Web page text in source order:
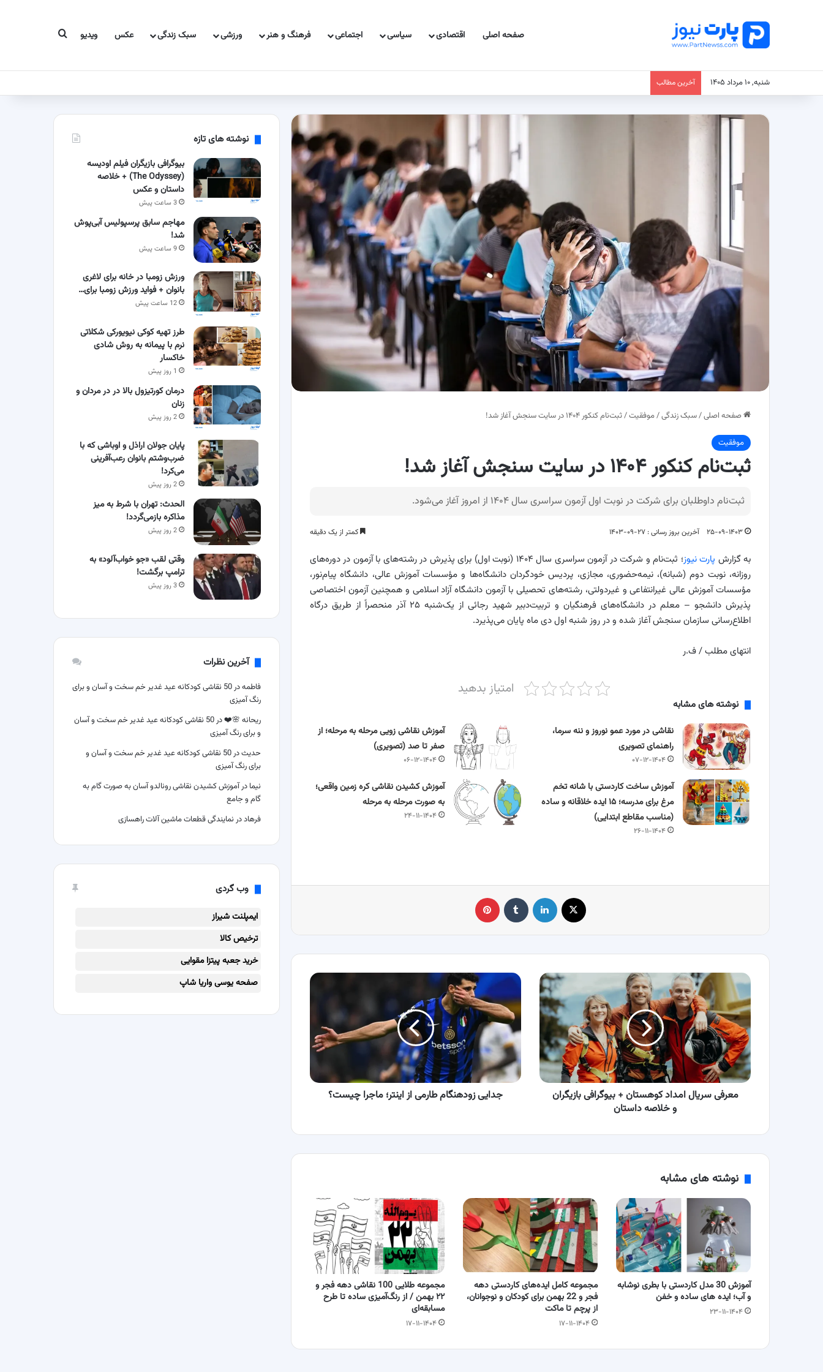
صفحه اصلی اقتصادی سیاسی اجتماعی فرهنگ و هنر ورزشی سبک زندگی عکس ویدیو جستجو برای
شنبه, ۱۰ مرداد ۱۴۰۵ آخرین مطالب
صفحه اصلی/سبک زندگی/موفقیت/ثبت‌نام کنکور ۱۴۰۴ در سایت سنجش آغاز شد!
موفقیت
ثبت‌نام کنکور ۱۴۰۴ در سایت سنجش آغاز شد!
ثبت‌نام‌ داوطلبان برای شرکت‌ در نوبت اول آزمون‌ سراسری‌ سال ۱۴۰۴ از امروز آغاز می‌شود.
۲۵-۰۹-۱۴۰۳ آخرین بروز رسانی : ۲۷-۰۹-۱۴۰۳ کمتر از یک دقیقه
به گزارش پارت نیوز
؛ ثبت‌نام‌ و شرکت‌ در آزمون‌ سراسری‌ سال ۱۴۰۴ (نوبت اول) برای‌ پذیرش در رشته‌های با آزمون در دوره‌های‌
روزانه، نوبت دوم (شبانه)، نیمه‌حضوری، مجازی، پردیس خودگردان دانشگاه‌ها و مؤسسات‌ آموزش‌ عالی، دانشگاه‌ پیام‌نور،
مؤسسات‌ آموزش‌ عالی‌ غیرانتفاعی‌ و غیردولتی، رشته‌های تحصیلی با آزمون دانشگاه آزاد اسلامی و همچنین آزمون اختصاصی
پذیرش دانشجو – معلم در دانشگاه‌های فرهنگیان و تربیت‌دبیر شهید رجائی از یک‌شنبه ۲۵ آذر منحصراً از طریق درگاه
اطلاع‌رسانی سازمان سنجش آغاز شده و در روز شنبه اول دی ماه پایان می‌پذیرد.
انتهای مطلب / ف.ر
امتیاز بدهید
نوشته های مشابه
نقاشی در مورد عمو نوروز و ننه سرما،
راهنمای تصویری
۰۷-۱۲-۱۴۰۴
آموزش نقاشی زویی مرحله به مرحله؛ از
صفر تا صد (تصویری)
۰۶-۱۲-۱۴۰۴
آموزش ساخت کاردستی با شانه تخم‌
مرغ برای مدرسه؛ ۱۵ ایده خلاقانه و ساده
(مناسب مقاطع ابتدایی)
۲۶-۱۱-۱۴۰۴
آموزش کشیدن نقاشی کره زمین واقعی؛
به صورت مرحله به مرحله
۲۴-۱۱-۱۴۰۴
لینکدین ‫تامبلر
معرفی
سریال
امداد
کوهستان
+
بیوگرافی
بازیگران
و
خلاصه
داستانمعرفی سریال امداد کوهستان + بیوگرافی بازیگران
و خلاصه داستان
جدایی
زودهنگام
طارمی
از
اینتر؛
ماجرا
چیست؟
جدایی زودهنگام طارمی از اینتر؛ ماجرا چیست؟
نوشته های مشابه
آموزش 30 مدل کاردستی با بطری نوشابه
و آب؛ ایده های ساده و خفن
۲۳-۱۱-۱۴۰۴
مجموعه کامل ایده‌های کاردستی دهه
فجر و 22 بهمن برای کودکان و نوجوانان،
از پرچم تا ماکت
۱۷-۱۱-۱۴۰۴
مجموعه طلایی 100 نقاشی دهه فجر و
۲۲ بهمن / از رنگ‌آمیزی ساده تا طرح
مسابقه‌ای
۱۷-۱۱-۱۴۰۴
نوشته های تازه
بیوگرافی بازیگران فیلم اودیسه
(The Odyssey) + خلاصه
داستان و عکس
3 ساعت پیش
مهاجم سابق پرسپولیس آبی‌پوش
شد!
9 ساعت پیش
ورزش زومبا در خانه برای لاغری
بانوان + فواید ورزش زومبا برای…
12 ساعت پیش
طرز تهیه کوکی نیویورکی شکلاتی
نرم با پیمانه به روش شادی
خاکسار
1 روز پیش
درمان کورتیزول بالا در در مردان و
زنان
2 روز پیش
پایان جولان اراذل و اوباشی که با
ضرب‌وشتم بانوان رعب‌آفرینی
می‌کرد!
2 روز پیش
الحدث: تهران با شرط به میز
مذاکره بازمی‌گردد!
2 روز پیش
وقتی لقب «جو خواب‌آلود» به
ترامپ برگشت!
3 روز پیش
آخرین نظرات
فاطمهدر
50 نقاشی کودکانه عید غدیر خم سخت و آسان و برای
رنگ آمیزی
ریحانه 🌸❤️در
50 نقاشی کودکانه عید غدیر خم سخت و آسان
و برای رنگ آمیزی
حدیثدر
50 نقاشی کودکانه عید غدیر خم سخت و آسان و
برای رنگ آمیزی
نیما درآموزش کشیدن نقاشی رونالدو آسان به صورت گام به
گام و جامع
فرهاددر نمایندگی قطعات ماشین آلات راهسازی
وب گردی
ایمپلنت شیراز
ترخیص کالا
خرید جعبه پیتزا مقوایی
صفحه یوسی واریا شاپ